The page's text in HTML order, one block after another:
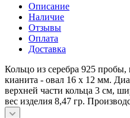
Описание
Наличие
Отзывы
Оплата
Доставка
Кольцо из серебра 925 пробы,
кианита - овал 16 х 12 мм.
верхней части кольца 3 см,
вес изделия 8,47 гр.